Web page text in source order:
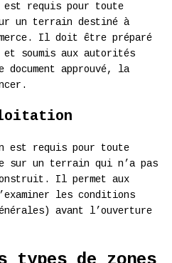
est requis pour toute
un terrain destiné à
Il doit être préparé
soumis aux autorités
document approuvé, la
est requis pour toute
sur un terrain qui n’a pas
Il permet aux
les conditions
avant l’ouverture